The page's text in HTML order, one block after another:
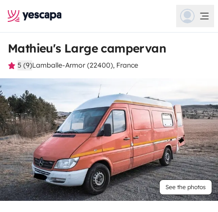
Mathieu's Large campervan
5 (9)Lamballe-Armor (22400), France
See the photos